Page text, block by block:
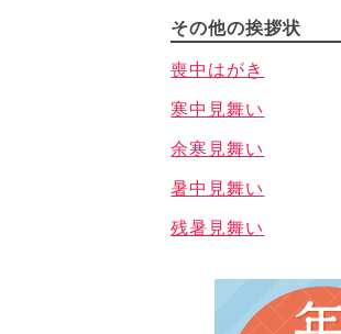
その他の挨拶状
喪中はがき
寒中見舞い
余寒見舞い
暑中見舞い
残暑見舞い